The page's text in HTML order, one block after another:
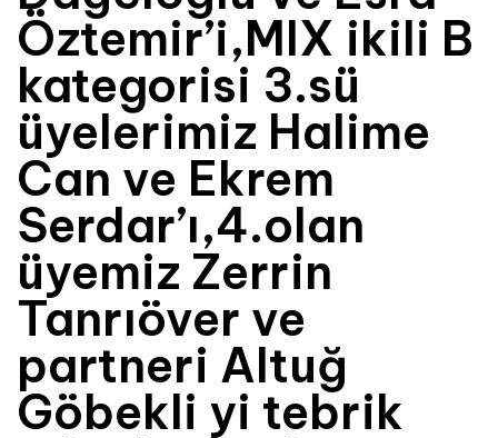
Öztemir’i,MIX ikili B
kategorisi 3.sü
üyelerimiz Halime
Can ve Ekrem
Serdar’ı,4.olan
üyemiz Zerrin
Tanrıöver ve
partneri Altuğ
Göbekli yi tebrik